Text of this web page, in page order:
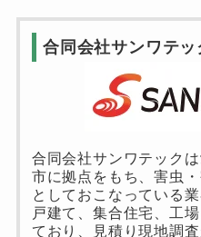
合同会社サンワテッ
合同会社サンワテック
市に拠点をもち、害虫
としておこなっている業
戸建て、集合住宅、工
ており、見積り現地調